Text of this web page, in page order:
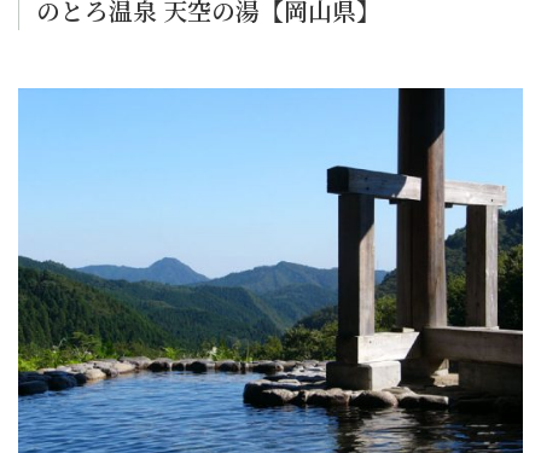
のとろ温泉 天空の湯【岡山県】